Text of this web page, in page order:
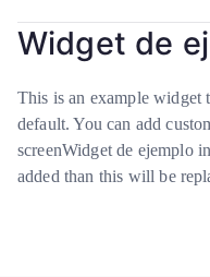
Widget de
This is an example widget
default. You can add
screenWidget de ejemplo
added than this will be